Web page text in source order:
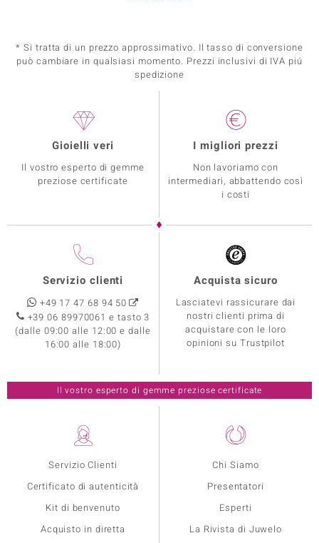
* Si tratta di un prezzo approssimativo. Il tasso di conversione
può cambiare in qualsiasi momento. Prezzi inclusivi di IVA piú
spedizione
Servizio Clienti
Certificato di autenticità
Kit di benvenuto
Acquisto in diretta
Chi Siamo
Presentatori
Esperti
La Rivista di Juwelo
Gioielli veri
Il vostro esperto di gemme
preziose certificate
I migliori prezzi
Non lavoriamo con
intermediari, abbattendo così
i costi
Servizio clienti
+49 17 47 68 94 50
+39 06 89970061 e tasto 3
(dalle 09:00 alle 12:00 e dalle
16:00 alle 18:00)
Acquista sicuro
Lasciatevi rassicurare dai
nostri clienti prima di
acquistare con le loro
opinioni su Trustpilot
Il vostro esperto di gemme preziose certificate